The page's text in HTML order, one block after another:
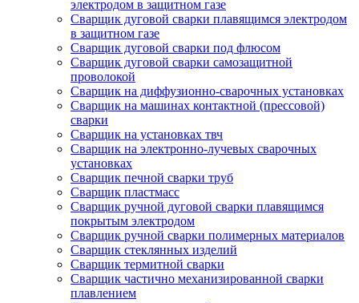
электродом в защитном газе
Сварщик дуговой сварки плавящимся электродом
в защитном газе
Сварщик дуговой сварки под флюсом
Сварщик дуговой сварки самозащитной
проволокой
Сварщик на диффузионно-сварочных установках
Сварщик на машинах контактной (прессовой)
сварки
Сварщик на установках твч
Сварщик на электронно-лучевых сварочных
установках
Сварщик печной сварки труб
Сварщик пластмасс
Сварщик ручной дуговой сварки плавящимся
покрытым электродом
Сварщик ручной сварки полимерных материалов
Сварщик стеклянных изделий
Сварщик термитной сварки
Сварщик частично механизированной сварки
плавлением